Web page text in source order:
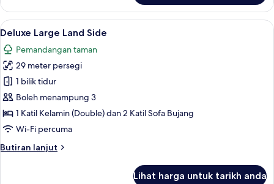
Room
Land
Side
Lihat
semua
foto
untuk
Deluxe
Large
Land
Side
Peralatan tempat tidur premium, bar
5
Deluxe Large Land Side
Pemandangan taman
29 meter persegi
1 bilik tidur
Boleh menampung 3
1 Katil Kelamin (Double) dan 2 Katil Sofa Bujang
Wi-Fi percuma
Butiran lanjut
Butiran
Lihat harga untuk tarikh anda